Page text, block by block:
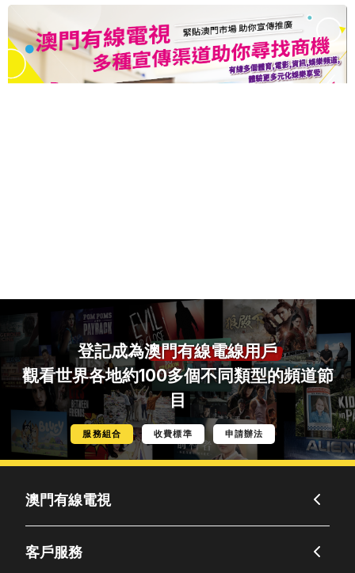
登記成為澳門有線電線用戶
觀看世界各地約100多個不同類型的頻道節
目
服務組合 收費標準 申請辦法
澳門有線電視
客戶服務